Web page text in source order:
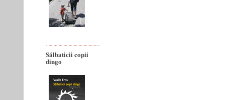
Sălbaticii copii
dingo